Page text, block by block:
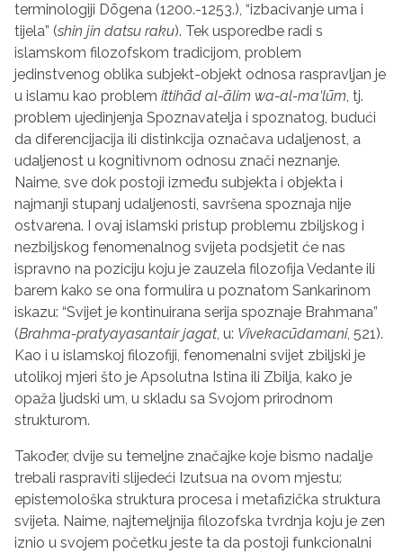
terminologiji Dōgena (1200.-1253.), “izbacivanje uma i
tijela” (shin jin datsu raku). Tek usporedbe radi s
islamskom filozofskom tradicijom, problem
jedinstvenog oblika subjekt-objekt odnosa raspravljan je
u islamu kao problem ittihād al-ālim wa-al-ma‘lūm, tj.
problem ujedinjenja Spoznavatelja i spoznatog, budući
da diferencijacija ili distinkcija označava udaljenost, a
udaljenost u kognitivnom odnosu znači neznanje.
Naime, sve dok postoji između subjekta i objekta i
najmanji stupanj udaljenosti, savršena spoznaja nije
ostvarena. I ovaj islamski pristup problemu zbiljskog i
nezbiljskog fenomenalnog svijeta podsjetit će nas
ispravno na poziciju koju je zauzela filozofija Vedante ili
barem kako se ona formulira u poznatom Sankarinom
iskazu: “Svijet je kontinuirana serija spoznaje Brahmana”
(Brahma-pratyayasantair jagat, u: Vivekacūdamani, 521).
Kao i u islamskoj filozofiji, fenomenalni svijet zbiljski je
utolikoj mjeri što je Apsolutna Istina ili Zbilja, kako je
opaža ljudski um, u skladu sa Svojom prirodnom
strukturom.
Također, dvije su temeljne značajke koje bismo nadalje
trebali raspraviti slijedeći Izutsua na ovom mjestu:
epistemološka struktura procesa i metafizička struktura
svijeta. Naime, najtemeljnija filozofska tvrdnja koju je zen
iznio u svojem početku jeste ta da postoji funkcionalni